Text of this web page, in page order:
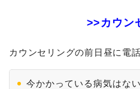
>>カウン
カウンセリングの前日昼に電話
今かかっている病気はな